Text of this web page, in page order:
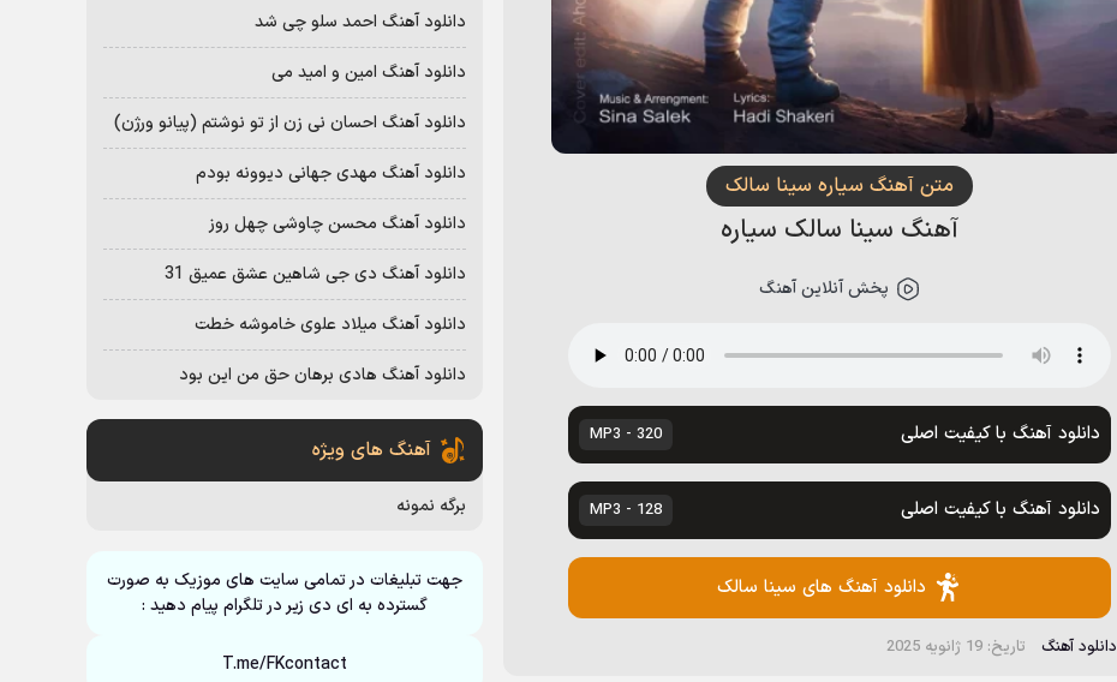
متن آهنگ سیاره سینا سالک
آهنگ سینا سالک سیاره
پخش آنلاین آهنگ
دانلود آهنگ با کیفیت اصلی 320 - MP3
دانلود آهنگ با کیفیت اصلی 128 - MP3
دانلود آهنگ های سینا سالک
دانلود آهنگ تاریخ: 19 ژانویه 2025
دانلود آهنگ احمد سلو چی شد
دانلود آهنگ امین و امید می
دانلود آهنگ احسان نی زن از تو نوشتم (پیانو ورژن)
دانلود آهنگ مهدی جهانی دیوونه بودم
دانلود آهنگ محسن چاوشی چهل روز
دانلود آهنگ دی جی شاهین عشق عمیق 31
دانلود آهنگ میلاد علوی خاموشه خطت
دانلود آهنگ هادی برهان حق من این بود
آهنگ های ویژه
برگه نمونه
جهت تبلیغات در تمامی سایت های موزیک به صورت
گسترده به ای دی زیر در تلگرام پیام دهید :
T.me/FKcontact